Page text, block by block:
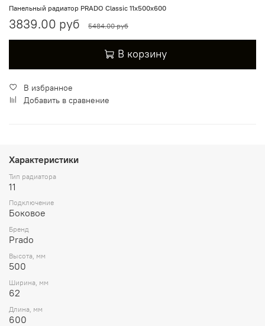
Панельный радиатор PRADO Classic 11х500х600
3839.00 руб 5484.00 руб
В корзину
В избранное
Добавить в сравнение
Характеристики
Тип радиатора
11
Подключение
Боковое
Бренд
Prado
Высота, мм
500
Ширина, мм
62
Длина, мм
600